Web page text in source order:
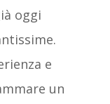
oggi
e
un